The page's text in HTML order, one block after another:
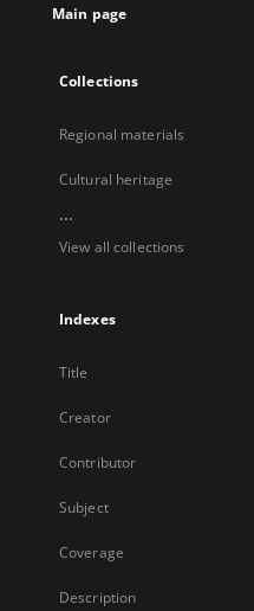
Main page
Collections
Regional materials
Cultural heritage
...
View all collections
Indexes
Title
Creator
Contributor
Subject
Coverage
Description